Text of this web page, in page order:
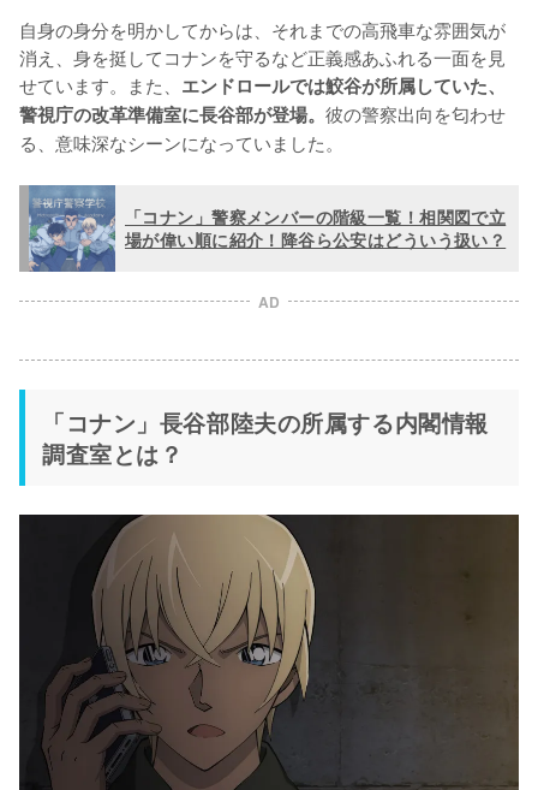
自身の身分を明かしてからは、それまでの高飛車な雰囲気が
消え、身を挺してコナンを守るなど正義感あふれる一面を見
せています。また、 エンドロールでは鮫谷が所属していた、
警視庁の改革準備室に長谷部が登場。 彼の警察出向を匂わせ
る、意味深なシーンになっていました。
「コナン」警察メンバーの階級一覧！相関図で立
場が偉い順に紹介！降谷ら公安はどういう扱い？
AD
「コナン」長谷部陸夫の所属する内閣情報
調査室とは？